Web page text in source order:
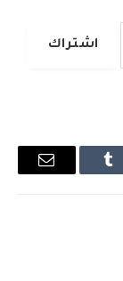
اشتراك
Tumblr
البريد